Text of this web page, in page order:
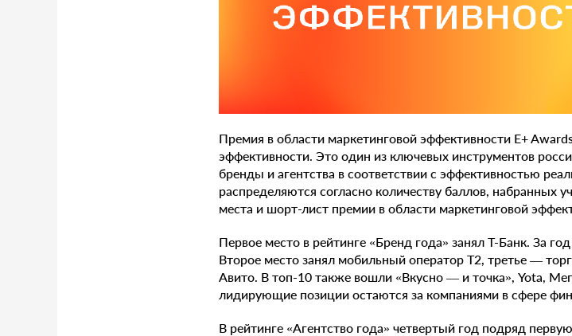
Премия в области маркетинговой эффективности E+
эффективности. Это один из ключевых инструментов
бренды и агентства в соответствии с эффективностью
распределяются согласно количеству баллов, набранных
места и шорт-лист премии в области маркетинговой
Первое место в рейтинге «Бренд года» занял Т-Банк. За
Второе место занял мобильный оператор Т2, третье —
Авито. В топ-10 также вошли «Вкусно — и точка», Yota,
лидирующие позиции остаются за компаниями в сфере
В рейтинге «Агентство года» четвертый год подряд